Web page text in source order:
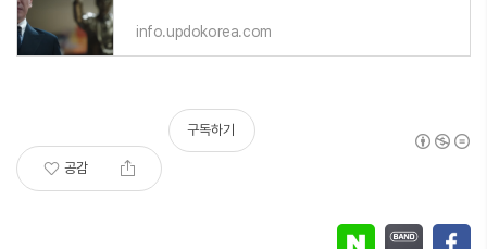
info.updokorea.com
공감
구독하기